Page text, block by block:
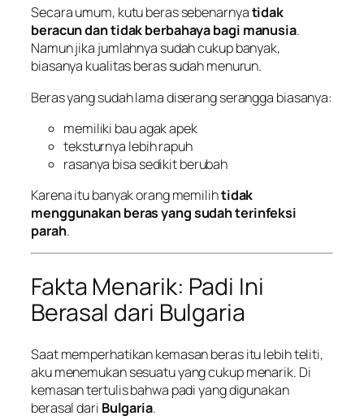
Secara umum, kutu beras sebenarnyatidak
beracun dan tidak berbahaya bagi manusia.
Namun jika jumlahnya sudah cukup banyak,
biasanya kualitas beras sudah menurun.
Beras yang sudah lama diserang serangga biasanya:
memiliki bau agak apek
teksturnya lebih rapuh
rasanya bisa sedikit berubah
Karena itu banyak orang memilihtidak
menggunakan beras yang sudah terinfeksi
parah.
Fakta Menarik: Padi Ini
Berasal dari Bulgaria
Saat memperhatikan kemasan beras itu lebih teliti,
aku menemukan sesuatu yang cukup menarik. Di
kemasan tertulis bahwa padi yang digunakan
berasal dari Bulgaria.